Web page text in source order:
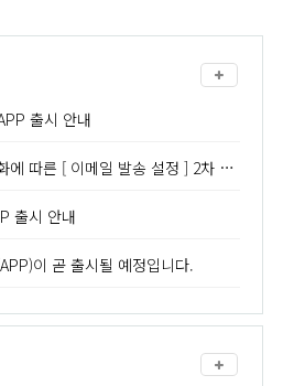
출시 안내
송 설정 ] 2차 인증 - 어플리케이션 비밀번호 발급 방법 안내
출시 안내
이 곧 출시될 예정입니다.